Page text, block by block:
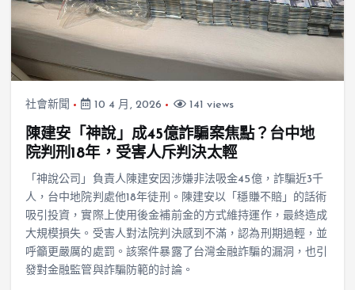
社會新聞 10 4 月, 2026 141 views
陳建安「神說」成45億詐騙案焦點？台中地
院判刑18年，受害人斥判決太輕
「神說公司」負責人陳建安因涉嫌非法吸金45億，詐騙近3千
人，台中地院判處他18年徒刑。陳建安以「穩賺不賠」的話術
吸引投資，實際上使用後金補前金的方式維持運作，最終造成
大規模損失。受害人對法院判決感到不滿，認為刑期過輕，並
呼籲更嚴厲的處罰。該案件暴露了台灣金融詐騙的漏洞，也引
發對金融監管與詐騙防範的討論。